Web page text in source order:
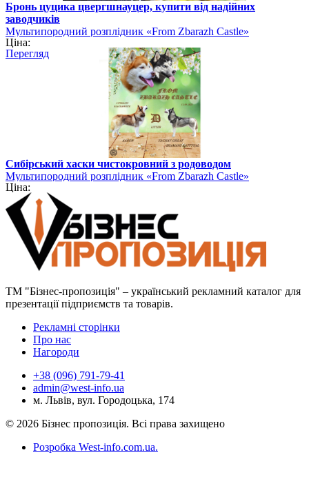
Бронь цуцика цвергшнауцер, купити від надійних
заводчиків
Мультипородний розплідник «From Zbarazh Castle»
Ціна:
Перегляд
Сибірський хаски чистокровний з родоводом
Мультипородний розплідник «From Zbarazh Castle»
Ціна:
ТМ "Бізнес-пропозиція" – український рекламний каталог для
презентації підприємств та товарів.
Рекламні сторінки
Про нас
Нагороди
+38 (096) 791-79-41
admin@west-info.ua
м. Львів, вул. Городоцька, 174
© 2026 Бізнес пропозиція. Всі права захищено
Розробка West-info.com.ua.